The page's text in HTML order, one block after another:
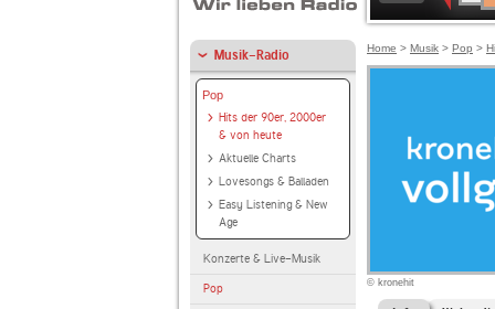
Musik-Radio
Pop
Hits der 90er, 2000er
& von heute
Aktuelle Charts
Lovesongs & Balladen
Easy Listening & New
Age
Konzerte & Live-Musik
Pop
Home > Musik > Pop >
© kronehit